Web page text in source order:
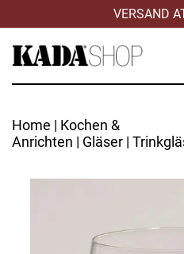
VERSAND
Home | Kochen &
Anrichten | Gläser |